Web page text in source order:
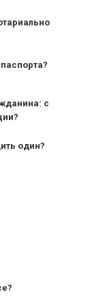
с
один?
от 10 лет и